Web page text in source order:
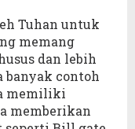
Tuhan untuk
memang
dan lebih
banyak contoh
memiliki
memberikan